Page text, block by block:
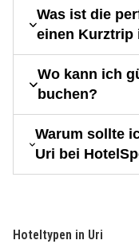
Was ist die
einen Kurztrip
Wo kann ich
buchen?
Warum sollte
Uri bei
Hoteltypen in Uri